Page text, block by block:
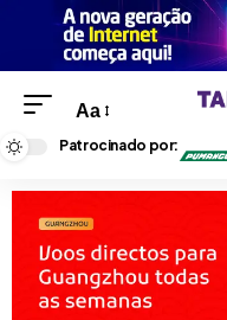
Aa
Patrocinado por: